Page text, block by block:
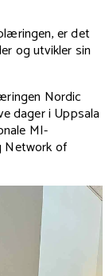
er det
og utvikler sin
Nordic
dager i Uppsala
MI-
Network of